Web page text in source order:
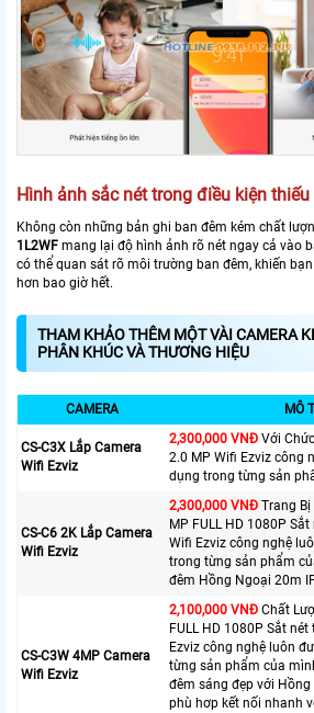
Hình ảnh sắc nét trong điều kiện
Không còn những bản ghi ban đêm kém chất
1L2WF mang lại độ hình ảnh rõ nét ngay cả vào
có thể quan sát rõ môi trường ban đêm, khiến
hơn bao giờ hết.
THAM KHẢO THÊM MỘT VÀI CAMERA
PHÂN KHÚC VÀ THƯƠNG HIỆU
CAMERA MÔ
CS-C3X Lắp Camera
Wifi Ezviz
2,300,000 VNĐ Với
2.0 MP Wifi Ezviz công
dụng trong từng sản
CS-C6 2K Lắp Camera
Wifi Ezviz
2,300,000 VNĐ Trang
MP FULL HD 1080P
Wifi Ezviz công nghệ
trong từng sản phẩm
đêm Hồng Ngoại 20m
CS-C3W 4MP Camera
Wifi Ezviz
2,100,000 VNĐ Chất
FULL HD 1080P Sắt
Ezviz công nghệ luôn
từng sản phẩm của
đêm sáng đẹp với
phù hơp kết nối nhanh